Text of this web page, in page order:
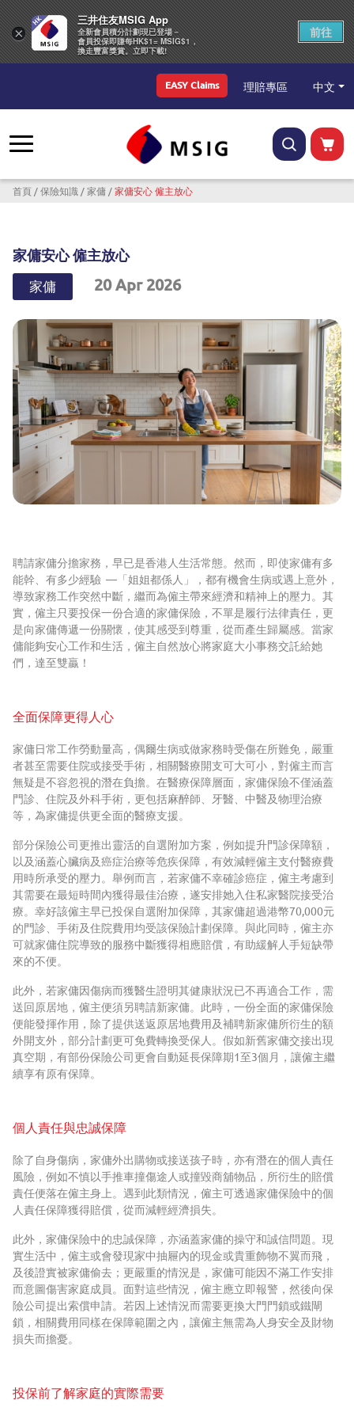
Top Menu
EASY Claims 理賠專區 中文
導航連結
首頁 保險知識 家傭 家傭安心 僱主放心
家傭安心 僱主放心
家傭 20 Apr 2026
聘請家傭分擔家務，早已是香港人生活常態。然而，即使家傭有多
能幹、有多少經驗 —「姐姐都係人」，都有機會生病或遇上意外，
導致家務工作突然中斷，繼而為僱主帶來經濟和精神上的壓力。其
實，僱主只要投保一份合適的家傭保險，不單是履行法律責任，更
是向家傭傳遞一份關懷，使其感受到尊重，從而產生歸屬感。當家
傭能夠安心工作和生活，僱主自然放心將家庭大小事務交託給她
們，達至雙贏！
全面保障更得人心
家傭日常工作勞動量高，偶爾生病或做家務時受傷在所難免，嚴重
者甚至需要住院或接受手術，相關醫療開支可大可小，對僱主而言
無疑是不容忽視的潛在負擔。在醫療保障層面，家傭保險不僅涵蓋
門診、住院及外科手術，更包括麻醉師、牙醫、中醫及物理治療
等，為家傭提供更全面的醫療支援。
部分保險公司更推出靈活的自選附加方案，例如提升門診保障額，
以及涵蓋心臟病及癌症治療等危疾保障，有效減輕僱主支付醫療費
用時所承受的壓力。舉例而言，若家傭不幸確診癌症，僱主考慮到
其需要在最短時間內獲得最佳治療，遂安排她入住私家醫院接受治
療。幸好該僱主早已投保自選附加保障，其家傭超過港幣70,000元
的門診、手術及住院費用均受該保險計劃保障。與此同時，僱主亦
可就家傭住院導致的服務中斷獲得相應賠償，有助緩解人手短缺帶
來的不便。
此外，若家傭因傷病而獲醫生證明其健康狀況已不再適合工作，需
送回原居地，僱主便須另聘請新家傭。此時，一份全面的家傭保險
便能發揮作用，除了提供送返原居地費用及補聘新家傭所衍生的額
外開支外，部分計劃更可免費轉換受保人。假如新舊家傭交接出現
真空期，有部份保險公司更會自動延長保障期1至3個月，讓僱主繼
續享有原有保障。
個人責任與忠誠保障
除了自身傷病，家傭外出購物或接送孩子時，亦有潛在的個人責任
風險，例如不慎以手推車撞傷途人或撞毀商舖物品，所衍生的賠償
責任便落在僱主身上。遇到此類情況，僱主可透過家傭保險中的個
人責任保障獲得賠償，從而減輕經濟損失。
此外，家傭保險中的忠誠保障，亦涵蓋家傭的操守和誠信問題。現
實生活中，僱主或會發現家中抽屜內的現金或貴重飾物不翼而飛，
及後證實被家傭偷去；更嚴重的情況是，家傭可能因不滿工作安排
而意圖傷害家庭成員。面對這些情況，僱主應立即報警，然後向保
險公司提出索償申請。若因上述情況而需要更換大門門鎖或鐵閘
鎖，相關費用同樣在保障範圍之內，讓僱主無需為人身安全及財物
損失而擔憂。
投保前了解家庭的實際需要
×
三井住友MSIG App
全新會員積分計劃現已登場－
會員投保即賺每HK$1= MSIG$1，
換走豐富獎賞。立即下載!
前往